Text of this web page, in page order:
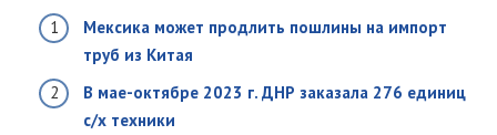
Мексика может продлить пошлины на импорт
труб из Китая
В мае-октябре 2023 г. ДНР заказала 276 единиц
с/х техники